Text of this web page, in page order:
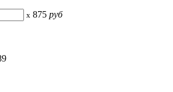
x 875 руб